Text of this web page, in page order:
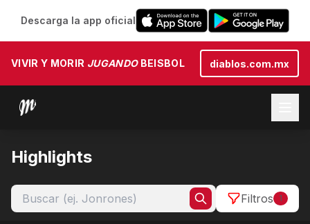
Descarga la app oficial
VIVIR Y MORIR JUGANDOBEISBOL diablos.com.mx
Highlights
Filtros 1